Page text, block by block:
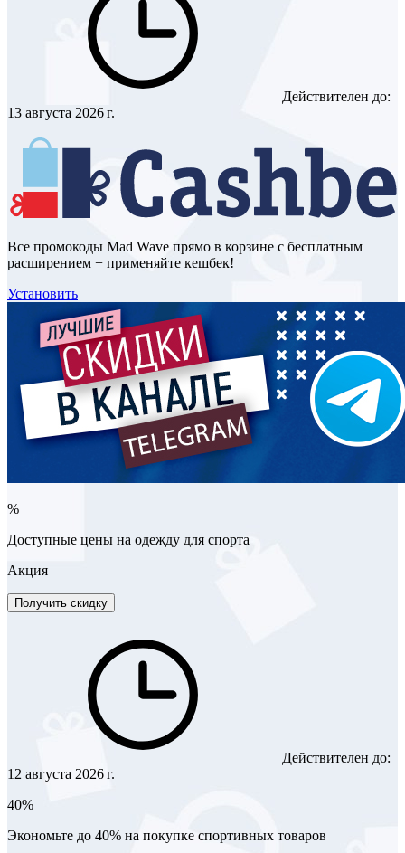
Действителен до:
13 августа 2026 г.
Все промокоды Mad Wave прямо в корзине с бесплатным
расширением + применяйте кешбек!
Установить
%
Доступные цены на одежду для спорта
Акция
Получить скидку
Действителен до:
12 августа 2026 г.
40%
Экономьте до 40% на покупке спортивных товаров